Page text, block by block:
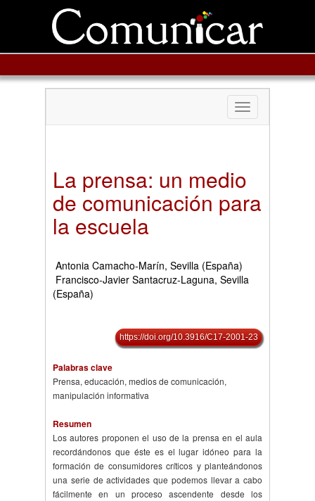
Toggle
navigation
La prensa: un medio
de comunicación para
la escuela
Antonia Camacho-Marín, Sevilla (España)
Francisco-Javier Santacruz-Laguna, Sevilla
(España)
https://doi.org/10.3916/C17-2001-23
Palabras clave
Prensa, educación, medios de comunicación,
manipulación informativa
Resumen
Los autores proponen el uso de la prensa en el aula
recordándonos que éste es el lugar idóneo para la
formación de consumidores críticos y planteándonos
una serie de actividades que podemos llevar a cabo
fácilmente en un proceso ascendente desde los